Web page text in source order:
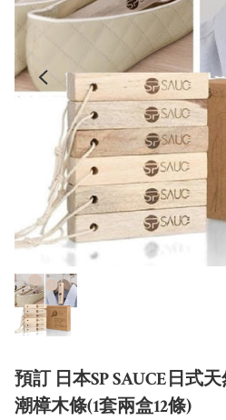
預訂 日本SP SAUCE日式
潮樟木條(1套兩盒12條)